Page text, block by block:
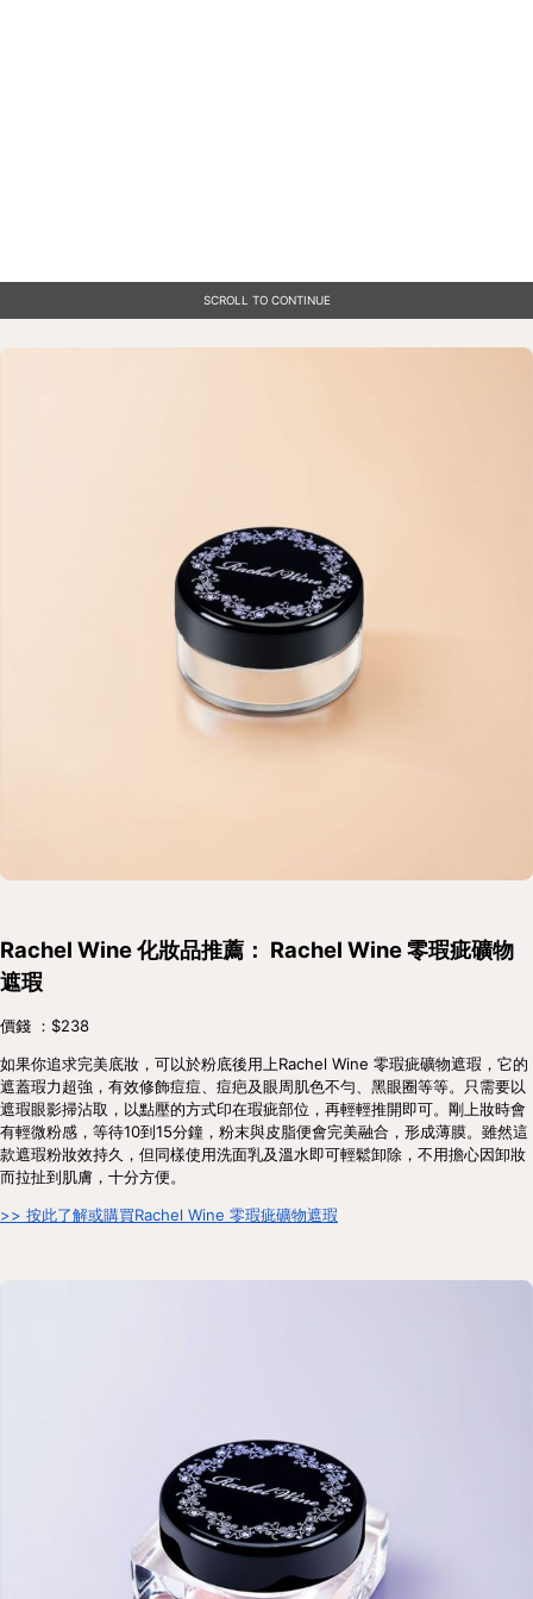
SCROLL TO CONTINUE
Rachel Wine 化妝品推薦： Rachel Wine 零瑕疵礦物
遮瑕
價錢 ：$238
如果你追求完美底妝，可以於粉底後用上Rachel Wine 零瑕疵礦物遮瑕，它的
遮蓋瑕力超強，有效修飾痘痘、痘疤及眼周肌色不勻、黑眼圈等等。只需要以
遮瑕眼影掃沾取，以點壓的方式印在瑕疵部位，再輕輕推開即可。剛上妝時會
有輕微粉感，等待10到15分鐘，粉末與皮脂便會完美融合，形成薄膜。雖然這
款遮瑕粉妝效持久，但同樣使用洗面乳及溫水即可輕鬆卸除，不用擔心因卸妝
而拉扯到肌膚，十分方便。
>> 按此了解或購買Rachel Wine 零瑕疵礦物遮瑕